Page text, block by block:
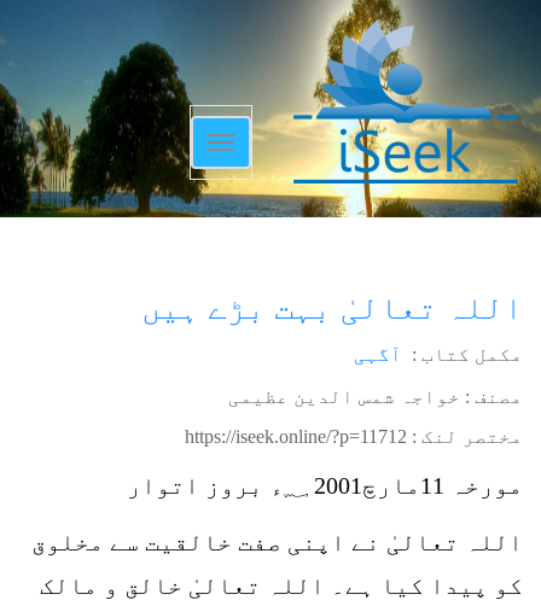
Toggle
navigation
اللہ تعالیٰ بہت بڑے ہیں
مکمل کتاب : آگہی
مصنف : خواجہ شمس الدین عظیمی
مختصر لنک : https://iseek.online/?p=11712
مورخہ 11مارچ2001 ؁ء بروز اتوار
اللہ تعالیٰ نے اپنی صفت خالقیت سے مخلوق
کو پیدا کیا ہے۔ اللہ تعالیٰ خالق و مالک